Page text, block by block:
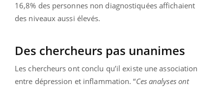
16,8% des personnes non diagnostiquées affichaient
des niveaux aussi élevés.
Des chercheurs pas unanimes
Les chercheurs ont conclu qu’il existe une association
entre dépression et inflammation. “Ces analyses ont